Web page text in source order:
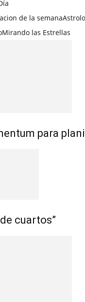
de la semana
Mirando las Estrellas
para
cuartos”